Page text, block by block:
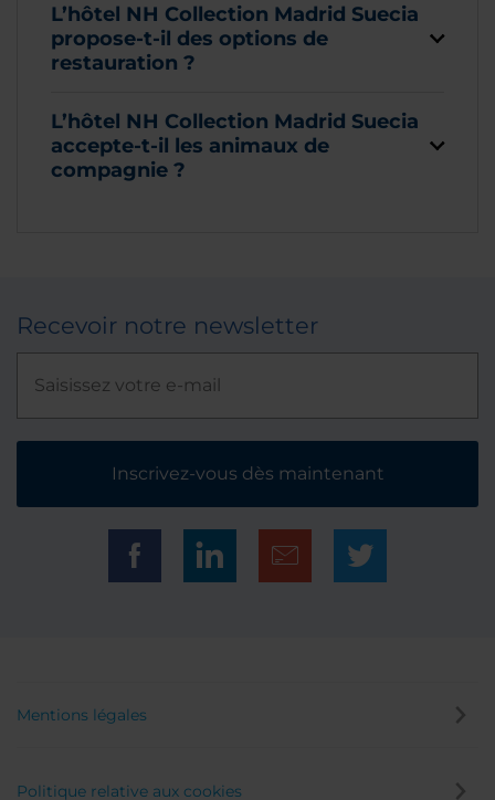
L’hôtel NH Collection Madrid Suecia
propose-t-il des options de
restauration ?
L’hôtel NH Collection Madrid Suecia
accepte-t-il les animaux de
compagnie ?
Recevoir notre newsletter
Inscrivez-vous dès maintenant
Mentions légales
Politique relative aux cookies